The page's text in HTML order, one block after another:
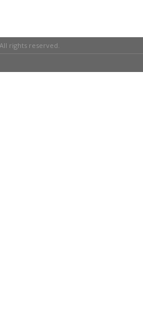
rights reserved.